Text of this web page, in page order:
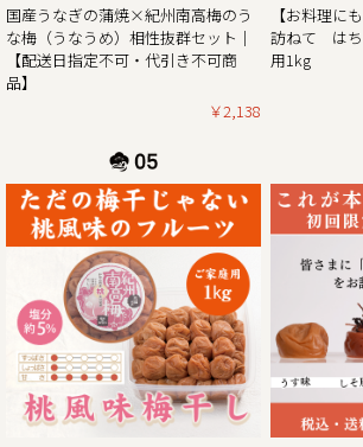
紀州南高梅がお買い得な春の花まつり企画
ト5倍プレゼントのダブルキャンペーン開催
この度、ご家庭用梅干1kg×2個セットが大変
めいただけるお買い得企画を開催させて
た、期間中当企画の商品をご購入いただい
さらにダブルキャンペーンとして、今なら
品を対象にご購入時に通常のポイント5倍プ
ぜひお得なこの機会に本場紀州南高梅の梅
2025/01/06
2025年新春梅干しお買得企画のご案内｜紀
1kg×2個セットを税込・送料込みのお買い得
この度、ご家庭用梅干1kg×2個セットが大
めいただけるお買い得企画を開催します。
国産うなぎの蒲焼×紀州南高梅のう
な梅（うなうめ）相性抜群セット｜
【配送日指定不可・代引き不可商
品】
￥2,138
【お料理に
訪ねて は
用1kg